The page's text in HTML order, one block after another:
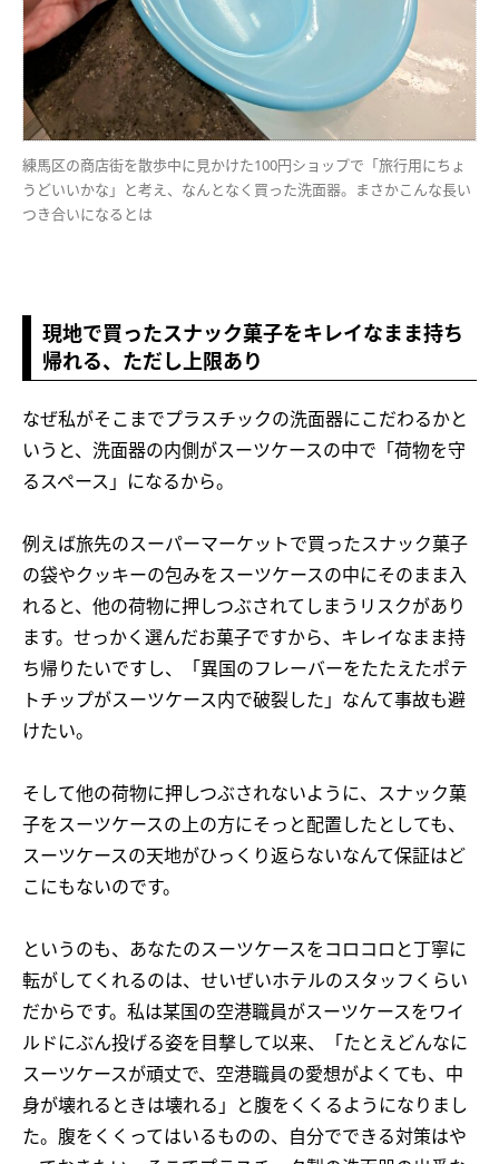
練馬区の商店街を散歩中に見かけた100円ショップで「旅行用にちょ
うどいいかな」と考え、なんとなく買った洗面器。まさかこんな長い
つき合いになるとは
現地で買ったスナック菓子をキレイなまま持ち
帰れる、ただし上限あり
なぜ私がそこまでプラスチックの洗面器にこだわるかと
いうと、洗面器の内側がスーツケースの中で「荷物を守
るスペース」になるから。
例えば旅先のスーパーマーケットで買ったスナック菓子
の袋やクッキーの包みをスーツケースの中にそのまま入
れると、他の荷物に押しつぶされてしまうリスクがあり
ます。せっかく選んだお菓子ですから、キレイなまま持
ち帰りたいですし、「異国のフレーバーをたたえたポテ
トチップがスーツケース内で破裂した」なんて事故も避
けたい。
そして他の荷物に押しつぶされないように、スナック菓
子をスーツケースの上の方にそっと配置したとしても、
スーツケースの天地がひっくり返らないなんて保証はど
こにもないのです。
というのも、あなたのスーツケースをコロコロと丁寧に
転がしてくれるのは、せいぜいホテルのスタッフくらい
だからです。私は某国の空港職員がスーツケースをワイ
ルドにぶん投げる姿を目撃して以来、「たとえどんなに
スーツケースが頑丈で、空港職員の愛想がよくても、中
身が壊れるときは壊れる」と腹をくくるようになりまし
た。腹をくくってはいるものの、自分でできる対策はや